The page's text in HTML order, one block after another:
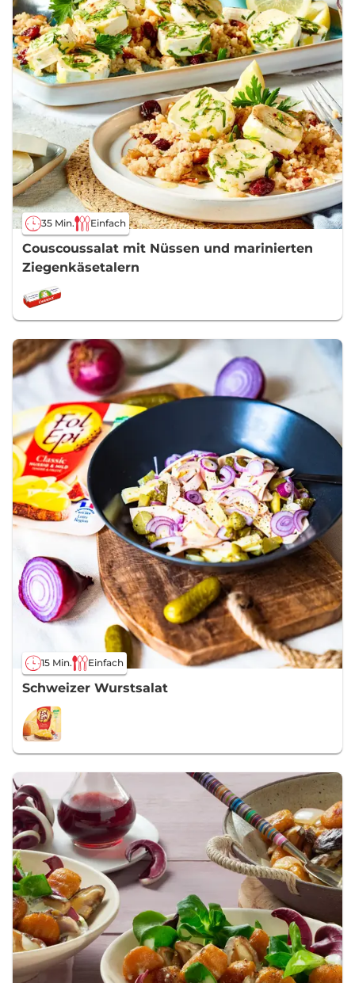
35 Min. Einfach
Couscoussalat mit Nüssen und marinierten
Ziegenkäsetalern
15 Min. Einfach
Schweizer Wurstsalat